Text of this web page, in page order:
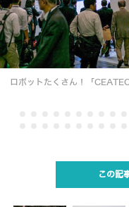
ロボットたくさん！「
この記